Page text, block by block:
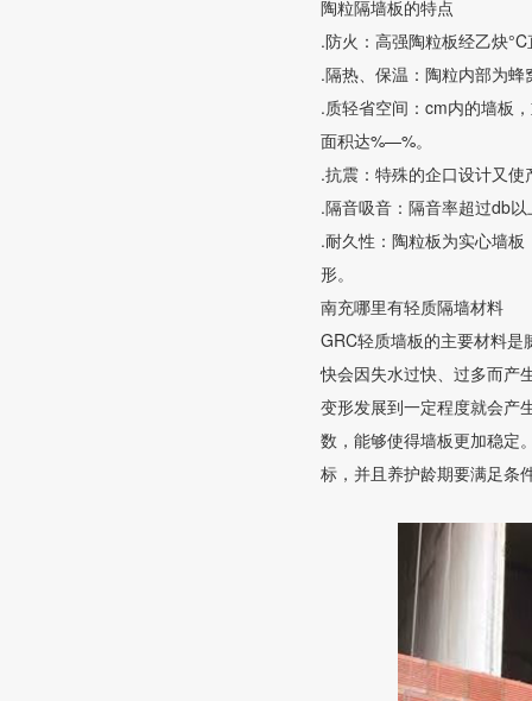
陶粒隔墙板的特点
.防火：高强陶粒板经乙炔
.隔热、保温：陶粒内部为
.质轻省空间：cm内的墙板
面积达%—%。
.抗震：特殊的企口设计又
.隔音吸音：隔音率超过db
.耐久性：陶粒板为实心墙
形。
南充哪里有轻质隔墙材料
GRC轻质墙板的主要材料
快会因失水过快、过多而产
变形发展到一定程度就会产
数，能够使得墙板更加稳定
标，并且养护龄期要满足条